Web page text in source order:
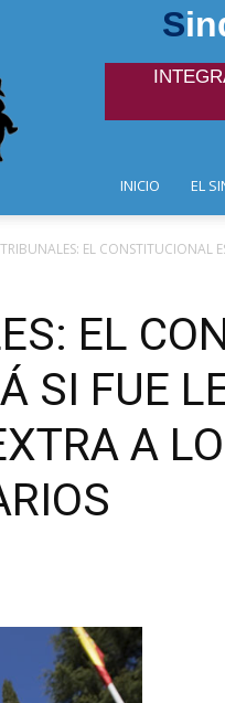
S
INICIO EL
TRIBUNALES: EL CONSTITUCIONAL
EL
SI FUE
A